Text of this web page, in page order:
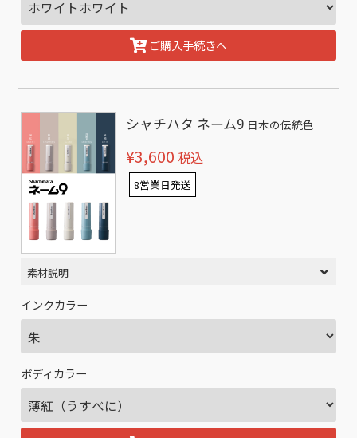
ご購入手続きへ
シャチハタ ネーム9 日本の伝統色
¥3,600 税込
8営業日発送
素材説明
インクカラー
ボディカラー